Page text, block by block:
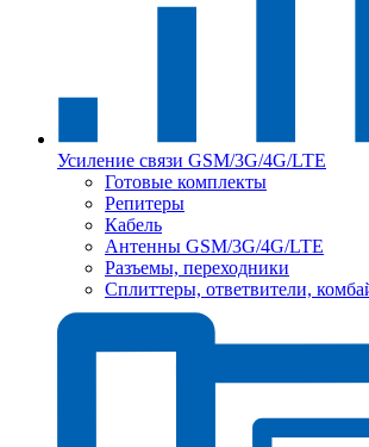
Усиление связи GSM/3G/4G/LTE
Готовые комплекты
Репитеры
Кабель
Антенны GSM/3G/4G/LTE
Разъемы, переходники
Сплиттеры, ответвители,